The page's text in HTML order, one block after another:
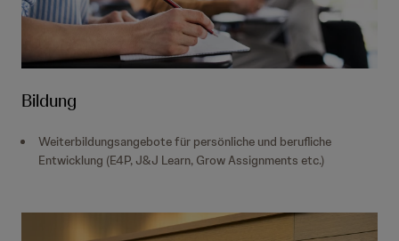
Bildung
Weiterbildungsangebote für persönliche und berufliche
Entwicklung (E4P, J&J Learn, Grow Assignments etc.)